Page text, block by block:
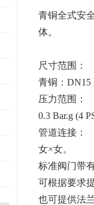
青铜全式安
体。
尺寸范围：
青铜： DN15
压力范围：
0.3 Bar.g (4
管道连接：
女×女。
标准阀门带
可根据要求
也可提供法